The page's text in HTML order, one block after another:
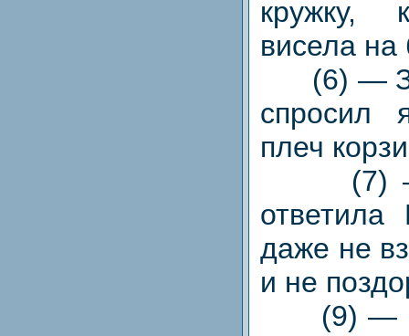
кружку,
висела на
(6) —
спросил
плеч
(7) —
даже не
и не
(9) —